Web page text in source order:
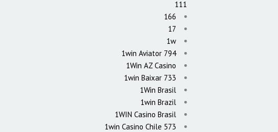
111
166
17
1w
1win Aviator 794
1Win AZ Casino
1win Baixar 733
1Win Brasil
1win Brazil
1WIN Casino Brasil
1win Casino Chile 573